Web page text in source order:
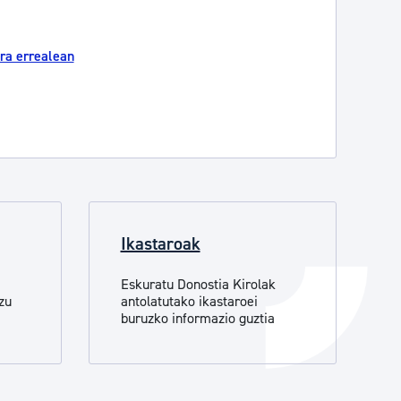
errealean
Ikastaroak
Eskuratu Donostia Kirolak
antolatutako ikastaroei
buruzko informazio guztia